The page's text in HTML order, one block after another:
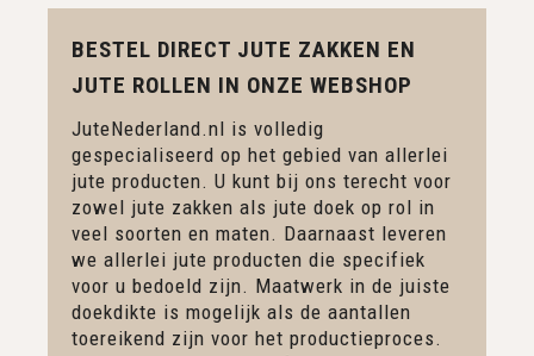
BESTEL DIRECT JUTE ZAKKEN EN
JUTE ROLLEN IN ONZE WEBSHOP
JuteNederland.nl is volledig
gespecialiseerd op het gebied van allerlei
jute producten. U kunt bij ons terecht voor
zowel jute zakken als jute doek op rol in
veel soorten en maten. Daarnaast leveren
we allerlei jute producten die specifiek
voor u bedoeld zijn. Maatwerk in de juiste
doekdikte is mogelijk als de aantallen
toereikend zijn voor het productieproces.